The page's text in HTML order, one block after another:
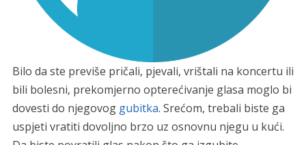
Bilo da ste previše pričali, pjevali, vrištali na koncertu ili
bili bolesni, prekomjerno opterećivanje glasa moglo bi
dovesti do njegovog gubitka. Srećom, trebali biste ga
uspjeti vratiti dovoljno brzo uz osnovnu njegu u kući.